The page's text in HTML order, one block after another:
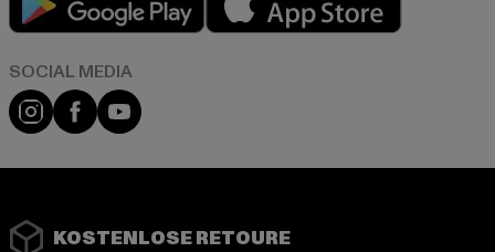
Instagram
FacebookYouTube
KOSTENLOSE RETOURE